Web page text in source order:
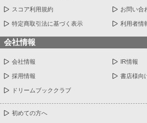
スコア利用規約 お問い合
特定商取引法に基づく表示 利用者情
会社情報
会社情報 IR情報
採用情報 書店様向
ドリームブッククラブ
初めての方へ